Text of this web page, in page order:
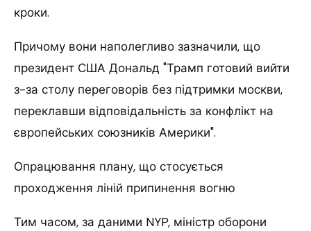
кроки.
Причому вони наполегливо зазначили, що
президент США Дональд "Трамп готовий вийти
з-за столу переговорів без підтримки москви,
переклавши відповідальність за конфлікт на
європейських союзників Америки".
Опрацювання плану, що стосується
проходження ліній припинення вогню
Тим часом, за даними NYP, міністр оборони